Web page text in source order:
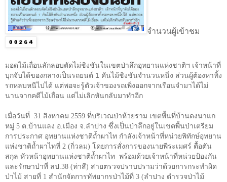
จำนวนผู้เข้าชม
มอดไม้เถื่อนลักลอบตัดไม่ชิงชันในเขตป่าลึกอุทยานแห่งชาติฯ เจ้าหน้าที่
บุกจับได้ของกลางเป็นรถยนต์ 1 คันไม้ชิงชันจำนวนหนึ่ง ส่วนผู้ต้องหาทิ้ง
รถหลบหนีไปได้ แต่พอจะรู้ตัวเจ้าของรถเพิ่งออกจากเรือนจำมาได้ไม่
นานจากคดีไม้เถื่อน แต่ไม่เลิกหันกลับมาทำอีก
เมื่อวันที่ 31 สิงหาคม 2559 ที่บริเวณป่าห้วยราม เขตพื้นที่บ้านดงนาแก
หมู่ 5 ต.บ้านแลง อ.เมือง จ.ลำปาง ซึ่งเป็นป่าลึกอยู่ในเขตพื้นป่าเตรียม
การประกาศ อุทยานแห่งชาติถ้ำผาไท กำลังเจ้าหน้าที่หน่วยพิทักษ์อุทยาน
แห่งชาติถ้ำผาไทที่ 2 (กิ่วลม) โดยการสั่งการของนายพีระเมศร์ ตื้อตัน
สกุล หัวหน้าอุทยานแห่งชาติถ้ำผาไท พร้อมด้วยเจ้าหน้าที่หน่วยป้องกัน
และรักษาป่าที่ ลป.38 (ท่าสี) สายตรวจปราบปรามว่าด้วยการกระทำผิด
ป่าไม้ สายที่ 1 สำนักจัดการทัพยากรป่าไม้ที่ 3 (ลำปาง ตำรวจป่าไม้